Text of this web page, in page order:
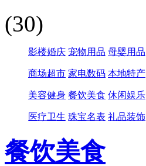
(30)
影楼婚庆 宠物用品 母婴用品
商场超市 家电数码 本地特产
美容健身 餐饮美食 休闲娱乐
医疗卫生 珠宝名表 礼品装饰
餐饮美食